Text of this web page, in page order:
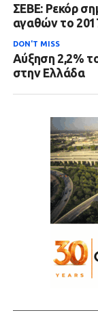
ΣΕΒΕ: Ρεκόρ
αγαθών το
DON'T MISS
Αύξηση 2,2%
στην Ελλάδα